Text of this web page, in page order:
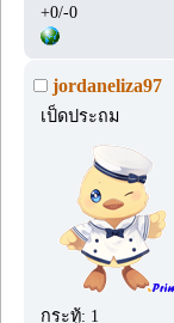
+0/-0
jordaneliza97
เป็ดประถม
กระทู้: 1